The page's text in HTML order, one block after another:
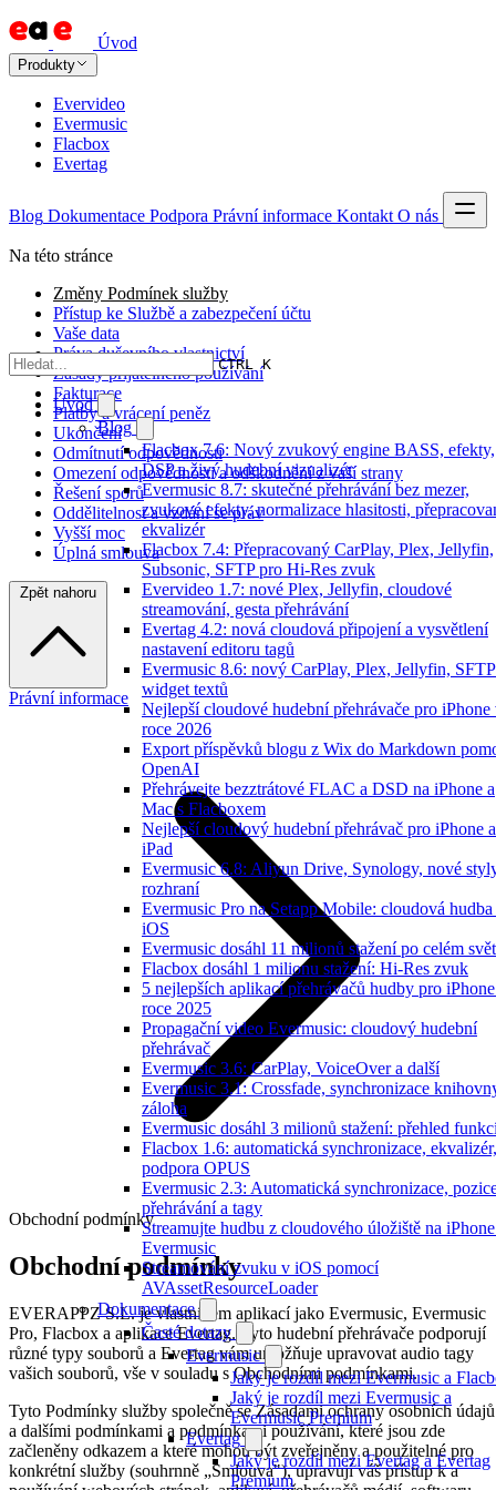
Úvod
Produkty
Evervideo
Evermusic
Flacbox
Evertag
Blog Dokumentace Podpora Právní informace Kontakt O nás
CTRL K
Úvod
Blog
Flacbox 7.6: Nový zvukový engine BASS, efekty,
DSP a živý hudební vizualizér
Evermusic 8.7: skutečné přehrávání bez mezer,
zvukové efekty, normalizace hlasitosti,
ekvalizér
Flacbox 7.4: Přepracovaný CarPlay, Plex, Jellyfin,
Subsonic, SFTP pro Hi-Res zvuk
Evervideo 1.7: nové Plex, Jellyfin, cloudové
streamování, gesta přehrávání
Evertag 4.2: nová cloudová připojení a vysvětlení
nastavení editoru tagů
Evermusic 8.6: nový CarPlay, Plex, Jellyfin,
widget textů
Nejlepší cloudové hudební přehrávače pro iPhone
roce 2026
Export příspěvků blogu z Wix do Markdown
OpenAI
Přehrávejte bezztrátové FLAC a DSD na iPhone a
Mac s Flacboxem
Nejlepší cloudový hudební přehrávač pro iPhone a
iPad
Evermusic 6.8: Aliyun Drive, Synology, nové
rozhraní
Evermusic Pro na Setapp Mobile: cloudová
iOS
Evermusic dosáhl 11 milionů stažení po celém
Flacbox dosáhl 1 milionu stažení: Hi-Res zvuk
5 nejlepších aplikací přehrávačů hudby pro
roce 2025
Propagační video Evermusic: cloudový hudební
přehrávač
Evermusic 3.6: CarPlay, VoiceOver a další
Evermusic 3.1: Crossfade, synchronizace
záloha
Evermusic dosáhl 3 milionů stažení: přehled
Flacbox 1.6: automatická synchronizace, ekvalizér,
podpora OPUS
Evermusic 2.3: Automatická synchronizace,
přehrávání a tagy
Streamujte hudbu z cloudového úložiště na
Evermusic
Streamování zvuku v iOS pomocí
AVAssetResourceLoader
Dokumentace
Časté dotazy
Evermusic
Jaký je rozdíl mezi Evermusic a
Jaký je rozdíl mezi Evermusic a
Evermusic Premium
Evertag
Jaký je rozdíl mezi Evertag a Evertag
Premium
Na této stránce
Změny Podmínek služby
Přístup ke Službě a zabezpečení účtu
Vaše data
Práva duševního vlastnictví
Zásady přijatelného používání
Fakturace
Platby a vrácení peněz
Ukončení
Odmítnutí odpovědnosti
Omezení odpovědnosti a odškodnění z vaší strany
Řešení sporů
Oddělitelnost a vzdání se práv
Vyšší moc
Úplná smlouva
Zpět nahoru
Právní informace
Obchodní podmínky
Obchodní podmínky
EVERAPPZ S.L. je vlastníkem aplikací jako Evermusic, Evermusic
Pro, Flacbox a aplikace Evertag. Tyto hudební přehrávače podporují
různé typy souborů a Evertag vám umožňuje upravovat audio tagy
vašich souborů, vše v souladu s Obchodními podmínkami.
Tyto Podmínky služby společně se Zásadami ochrany osobních údajů
a dalšími podmínkami a podmínkami používání, které jsou zde
začleněny odkazem a které mohou být zveřejněny a použitelné pro
konkrétní služby (souhrnně „Smlouva"), upravují váš přístup k a